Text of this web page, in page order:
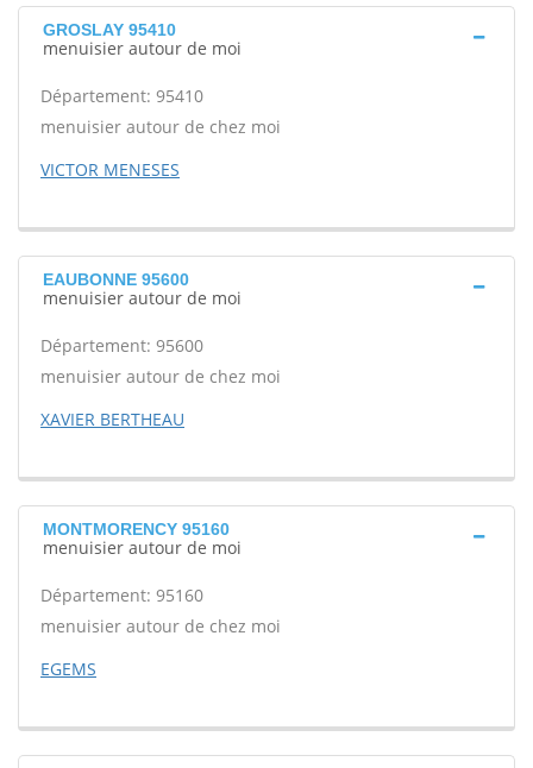
GROSLAY 95410
menuisier autour de moi
Département: 95410
menuisier autour de chez moi
VICTOR MENESES
EAUBONNE 95600
menuisier autour de moi
Département: 95600
menuisier autour de chez moi
XAVIER BERTHEAU
MONTMORENCY 95160
menuisier autour de moi
Département: 95160
menuisier autour de chez moi
EGEMS